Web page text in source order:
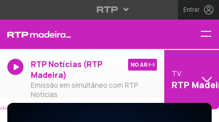
Entrar
RTP Notícias (RTP
Madeira)
Emissão em simultâneo com RTP
Notícias
NO AR
TV
RTP